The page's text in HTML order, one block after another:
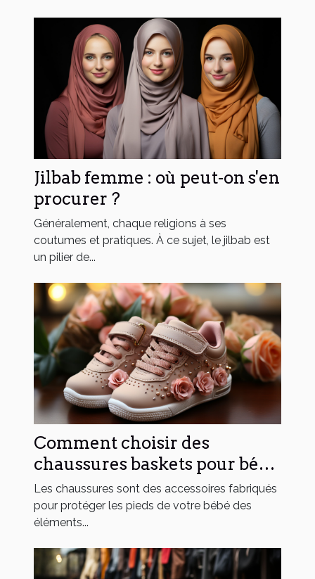
Jilbab femme : où peut-on s'en
procurer ?
Généralement, chaque religions à ses
coutumes et pratiques. À ce sujet, le jilbab est
un pilier de...
Comment choisir des
chaussures baskets pour bébé
fille ?
Les chaussures sont des accessoires fabriqués
pour protéger les pieds de votre bébé des
éléments...